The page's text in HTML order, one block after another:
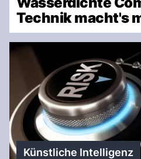
Technik macht's
Künstliche Intelligenz